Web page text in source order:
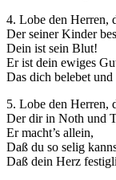
4. Lobe den Herren,
Der seiner Kinder
Dein ist sein Blut!
Er ist dein ewiges
Das dich belebet und
5. Lobe den Herren,
Der dir in Noth und
Er macht’s allein,
Daß du so selig
Daß dein Herz